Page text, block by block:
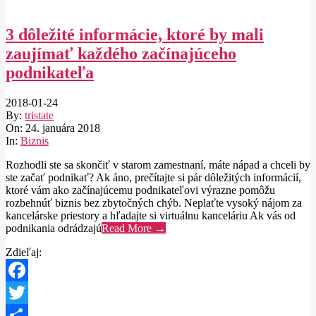
3 dôležité informácie, ktoré by mali
zaujímať každého začínajúceho
podnikateľa
2018-01-24
By: tristate
On: 24. januára 2018
In: Biznis
Rozhodli ste sa skončiť v starom zamestnaní, máte nápad a chceli by
ste začať podnikať? Ak áno, prečítajte si pár dôležitých informácií,
ktoré vám ako začínajúcemu podnikateľovi výrazne pomôžu
rozbehnúť biznis bez zbytočných chýb. Neplaťte vysoký nájom za
kancelárske priestory a hľadajte si virtuálnu kanceláriu Ak vás od
podnikania odrádzajúRead More →
Zdieľaj:
Facebook